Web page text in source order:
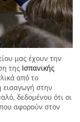
μας έχουν την
της Ισπανικής
από το
στην
δεδομένου ότι οι
αφορούν στον